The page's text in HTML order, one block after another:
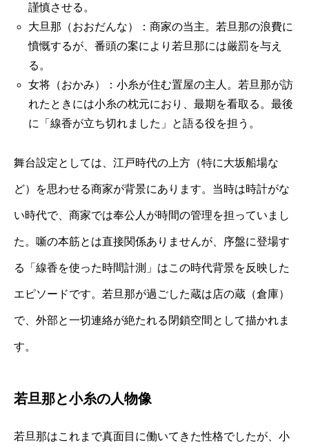
謹慎させる。
大旦那（おおだんな）：商家の当主。若旦那の浪費に
憤慨するが、番頭の案により若旦那には厳罰を与え
る。
女将（おかみ）：小糸が住む置屋の主人。若旦那が訪
れたときには小糸の枕元におり、最期を看取る。最後
に「線香が立ち切れました」と語る役を担う。
舞台設定としては、江戸時代の上方（特に大坂船場な
ど）を思わせる商家が背景にあります。当時は時計がな
い時代で、商家では奉公人が時間の管理を担っていまし
た。噺の本筋とは直接関係ありませんが、序盤に登場す
る「線香を使った時間計測」はこの時代背景を反映した
エピソードです。若旦那が過ごした蔵は店の蔵（倉庫）
で、外部と一切連絡が絶たれる閉鎖空間として描かれま
す。
若旦那と小糸の人物像
若旦那はこれまで真面目に働いてきた性格でしたが、小